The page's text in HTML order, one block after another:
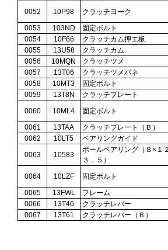
0052
10P98 クラッチヨーク
0053
103ND 固定ボルト
0054
10F66 クラッチカム押エ板
0055
13U58 クラッチカム
0056
10MQN クラッチツメ
0057
13T06 クラッチツメバネ
0058
10MT3 固定ボルト
0059
13T8N クラッチプレート
0060
10ML4 固定ボルト
0061
13TAA クラッチプレート（Ｂ）
0062
10LT5 ベアリングガイド
0063
10583
ボールベアリング（８×１
３．５）
0064 10LZF 固定ボルト
0065
13FWL フレーム
0066
13T46 クラッチレバー
0067
13T61 クラッチレバー（Ｂ）